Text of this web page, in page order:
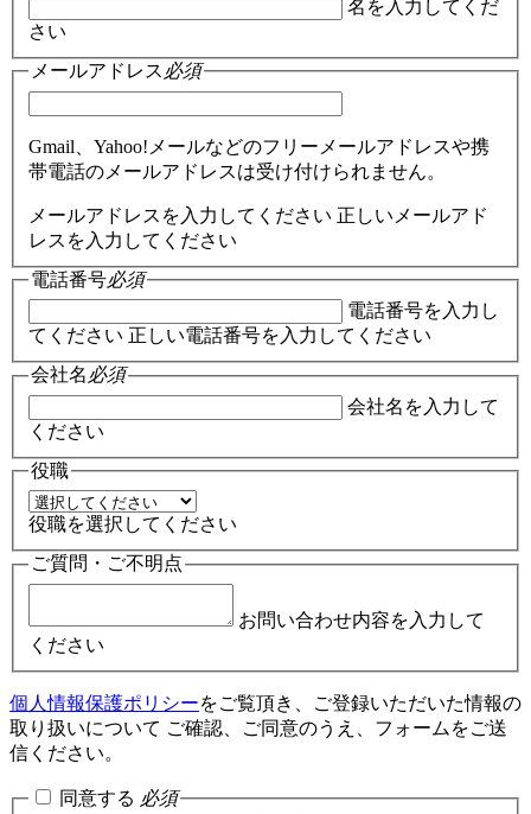
名を入力してくだ
さい
メールアドレス 必須
Gmail、Yahoo!メールなどのフリーメールアドレスや携
帯電話のメールアドレスは受け付けられません。
メールアドレスを入力してください 正しいメールアド
レスを入力してください
電話番号必須
電話番号を入力し
てください 正しい電話番号を入力してください
会社名 必須
会社名を入力して
ください
役職
役職を選択してください
ご質問・ご不明点
お問い合わせ内容を入力して
ください
個人情報保護ポリシーをご覧頂き、ご登録いただいた情報の
取り扱いについて ご確認、ご同意のうえ、フォームをご送
信ください。
同意する 必須